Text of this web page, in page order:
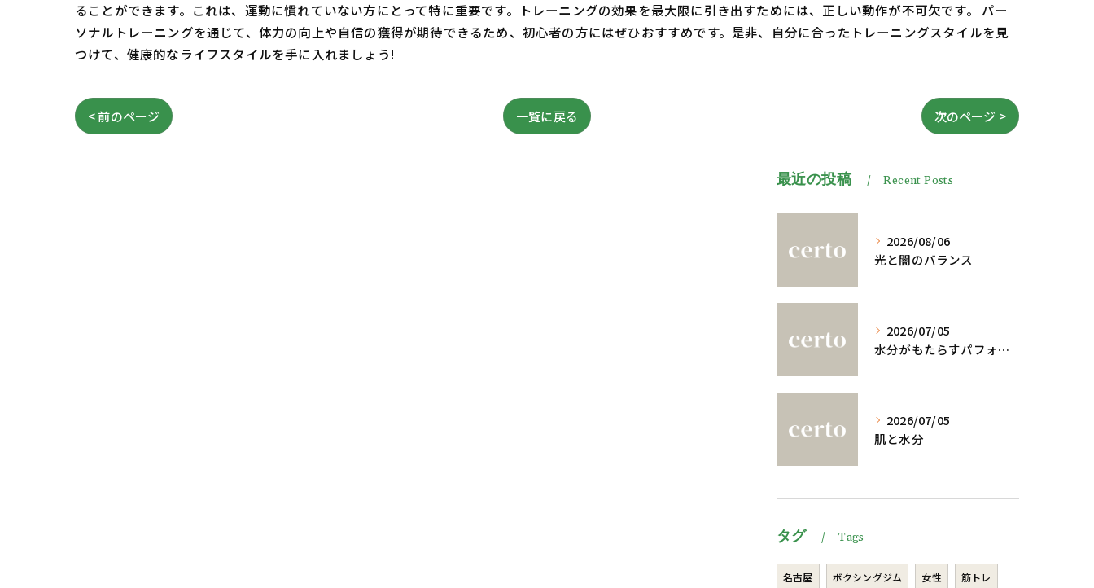
ることができます。これは、運動に慣れていない方にとって特に重要です。トレーニングの効果を最大限に引き出すためには、正しい動作が不可欠です。 パー
ソナルトレーニングを通じて、体力の向上や自信の獲得が期待できるため、初心者の方にはぜひおすすめです。是非、自分に合ったトレーニングスタイルを見
つけて、健康的なライフスタイルを手に入れましょう!
< 前のページ 一覧に戻る 次のページ >
最近の投稿 Recent Posts
2026/08/06
光と闇のバランス
2026/07/05
水分がもたらすパフォーマンスへの影響
2026/07/05
肌と水分
タグ Tags
名古屋 ボクシングジム 女性 筋トレ